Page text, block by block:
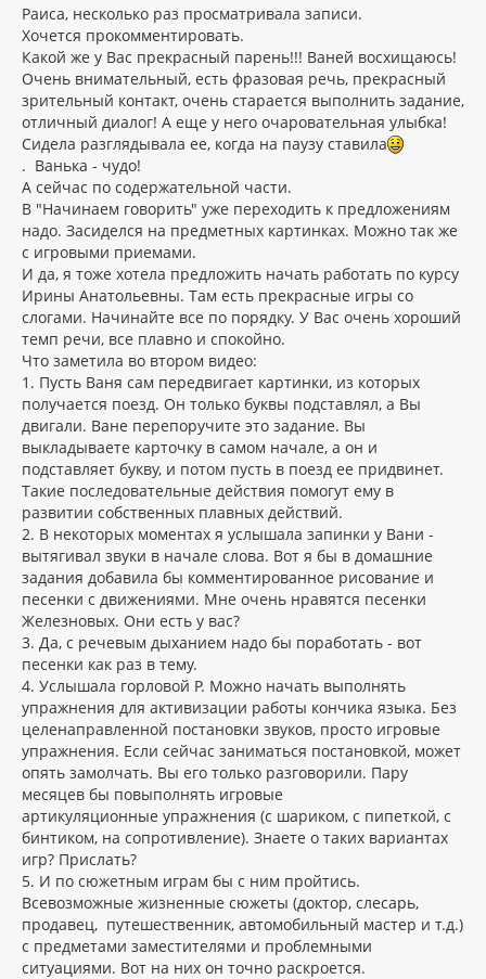
ч
л
о
б
щ
е
н
и
е
Раиса, несколько раз просматривала записи.
Хочется прокомментировать.
Какой же у Вас прекрасный парень!!! Ваней восхищаюсь!
Очень внимательный, есть фразовая речь, прекрасный
зрительный контакт, очень старается выполнить задание,
отличный диалог! А еще у него очаровательная улыбка!
Сидела разглядывала ее, когда на паузу ставила
. Ванька - чудо!
А сейчас по содержательной части.
В "Начинаем говорить" уже переходить к предложениям
надо. Засиделся на предметных картинках. Можно так же
с игровыми приемами.
И да, я тоже хотела предложить начать работать по курсу
Ирины Анатольевны. Там есть прекрасные игры со
слогами. Начинайте все по порядку. У Вас очень хороший
темп речи, все плавно и спокойно.
Что заметила во втором видео:
1. Пусть Ваня сам передвигает картинки, из которых
получается поезд. Он только буквы подставлял, а Вы
двигали. Ване перепоручите это задание. Вы
выкладываете карточку в самом начале, а он и
подставляет букву, и потом пусть в поезд ее придвинет.
Такие последовательные действия помогут ему в
развитии собственных плавных действий.
2. В некоторых моментах я услышала запинки у Вани -
вытягивал звуки в начале слова. Вот я бы в домашние
задания добавила бы комментированное рисование и
песенки с движениями. Мне очень нравятся песенки
Железновых. Они есть у вас?
3. Да, с речевым дыханием надо бы поработать - вот
песенки как раз в тему.
4. Услышала горловой Р. Можно начать выполнять
упражнения для активизации работы кончика языка. Без
целенаправленной постановки звуков, просто игровые
упражнения. Если сейчас заниматься постановкой, может
опять замолчать. Вы его только разговорили. Пару
месяцев бы повыполнять игровые
артикуляционные упражнения (с шариком, с пипеткой, с
бинтиком, на сопротивление). Знаете о таких вариантах
игр? Прислать?
5. И по сюжетным играм бы с ним пройтись.
Всевозможные жизненные сюжеты (доктор, слесарь,
продавец, путешественник, автомобильный мастер и т.д.)
с предметами заместителями и проблемными
ситуациями. Вот на них он точно раскроется.